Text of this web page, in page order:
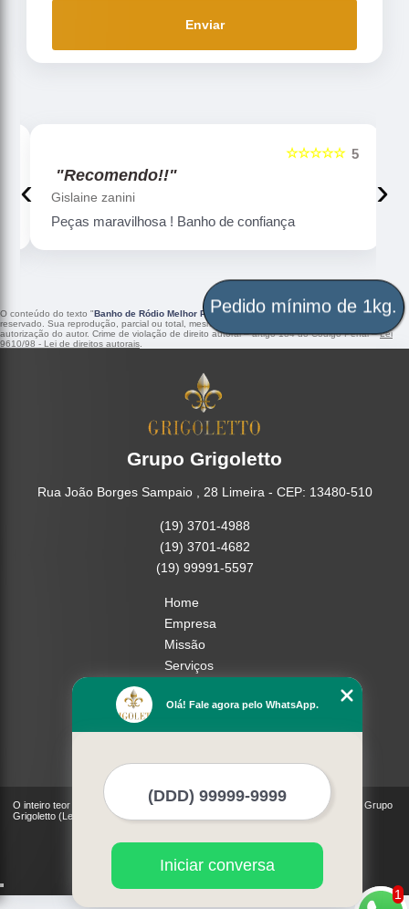
Enviar
5
☆☆☆☆☆
"Recomendo!!"
Gislaine zanini
Peças maravilhosa ! Banho de confiança
‹ ›
O conteúdo do texto "Banho de Ródio Melhor Preço Rio Grande do Sul " é de direito
reservado. Sua reprodução, parcial ou total, mesmo citando nossos links, é proibida sem a
autorização do autor. Crime de violação de direito autoral – artigo 184 do Código Penal –Lei
9610/98 - Lei de direitos autorais
Grupo Grigoletto
Rua João Borges Sampaio , 28 Limeira - CEP: 13480-510
(19) 3701-4988
(19) 3701-4682
(19) 99991-5597
Home
Empresa
Missão
Serviços
Mapa do site
O inteiro teor deste site está sujeito à proteção de direitos autorais. Copyright© Grupo
Grigoletto (Lei 9610 de 19/02/1998)
1
Olá! Fale agora pelo WhatsApp.
Iniciar conversa
Pedido mínimo de 1kg.